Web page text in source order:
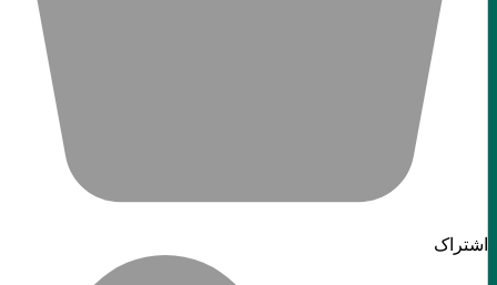
اشتراک